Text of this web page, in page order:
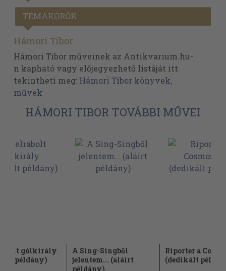
TÉMAKÖRÖK
Hámori Tibor
Hámori Tibor műveinek az Antikvarium.hu-
n kapható vagy előjegyezhető listáját itt
tekintheti meg: Hámori Tibor könyvek,
művek
HÁMORI TIBOR TOVÁBBI MŰVEI
gólkirály
példány)
A Sing-Singből
jelentem... (aláírt
példány)
Riporter a
(dedikált